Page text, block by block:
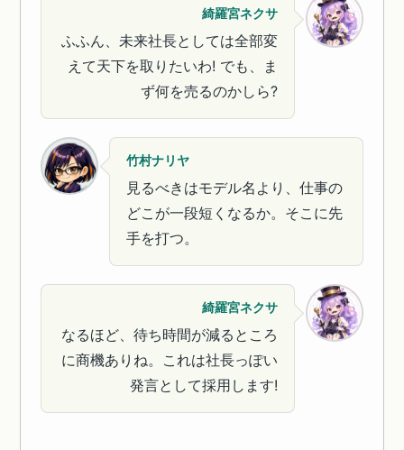
綺羅宮ネクサ
ふふん、未来社長としては全部変
えて天下を取りたいわ! でも、ま
ず何を売るのかしら?
竹村ナリヤ
見るべきはモデル名より、仕事の
どこが一段短くなるか。そこに先
手を打つ。
綺羅宮ネクサ
なるほど、待ち時間が減るところ
に商機ありね。これは社長っぽい
発言として採用します!